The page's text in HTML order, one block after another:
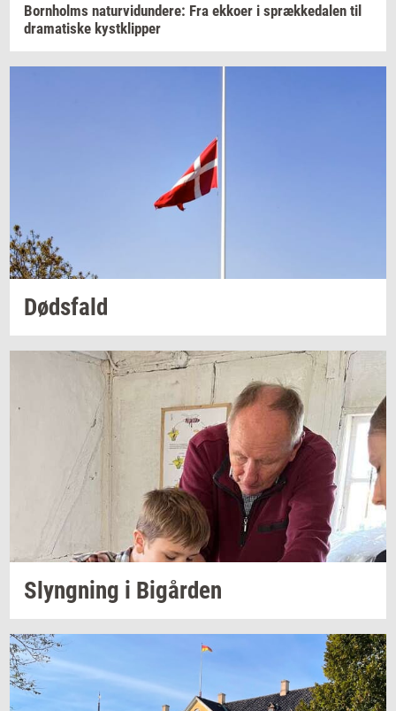
Born­holms na­tur­vi­dun­de­re: Fra ek­ko­er i spræk­ke­da­len til
dra­ma­ti­ske kyst­klip­per
Døds­fald
Slyng­ning i Bi­går­den